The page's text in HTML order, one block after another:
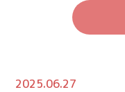
2025.06.27